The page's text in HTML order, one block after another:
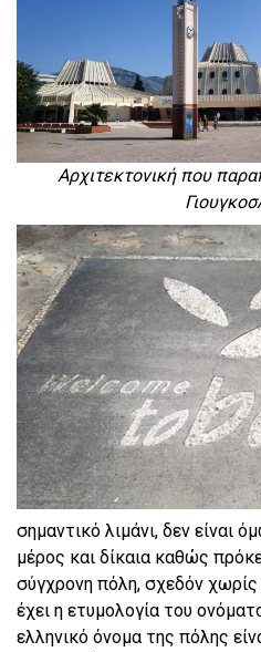
Αρχιτεκτονική που
σημαντικό λιμάνι, δεν είναι
μέρος και δίκαια καθώς
σύγχρονη πόλη, σχεδόν χωρίς
έχει η ετυμολογία του
ελληνικό όνομα της πόλης